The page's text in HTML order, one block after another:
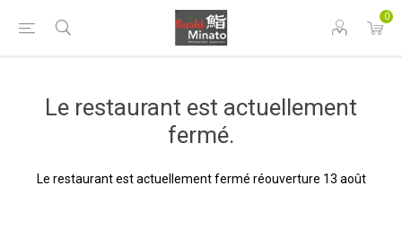
0
Le restaurant est actuellement
fermé.
Le restaurant est actuellement fermé réouverture 13 août